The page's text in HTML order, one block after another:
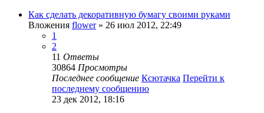
Как сделать декоративную бумагу своими руками
Вложения flower» 26 июл 2012, 22:49
1
2
11 Ответы
30864 Просмотры
Последнее сообщение Ксютачка Перейти к
последнему сообщению
23 дек 2012, 18:16